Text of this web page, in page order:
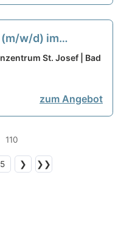
w/d) im
- Vielfältige
St. Josef | Bad
zum Angebot
5 ❯ ❯❯